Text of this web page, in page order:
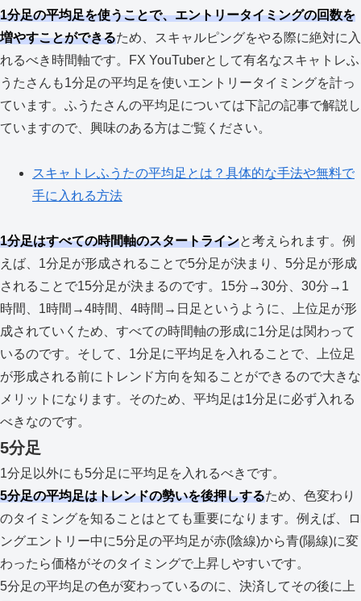
1分足の平均足を使うことで、エントリータイミングの回数を
増やすことができるため、スキャルピングをやる際に絶対に入
れるべき時間軸です。FX YouTuberとして有名なスキャトレふ
うたさんも1分足の平均足を使いエントリータイミングを計っ
ています。ふうたさんの平均足については下記の記事で解説し
ていますので、興味のある方はご覧ください。
スキャトレふうたの平均足とは？具体的な手法や無料で
手に入れる方法
1分足はすべての時間軸のスタートラインと考えられます。例
えば、1分足が形成されることで5分足が決まり、5分足が形成
されることで15分足が決まるのです。15分→30分、30分→1
時間、1時間→4時間、4時間→日足というように、上位足が形
成されていくため、すべての時間軸の形成に1分足は関わって
いるのです。そして、1分足に平均足を入れることで、上位足
が形成される前にトレンド方向を知ることができるので大きな
メリットになります。そのため、平均足は1分足に必ず入れる
べきなのです。
5分足
1分足以外にも5分足に平均足を入れるべきです。
5分足の平均足はトレンドの勢いを後押しするため、色変わり
のタイミングを知ることはとても重要になります。例えば、ロ
ングエントリー中に5分足の平均足が赤(陰線)から青(陽線)に変
わったら価格がそのタイミングで上昇しやすいです。
5分足の平均足の色が変わっているのに、決済してその後に上